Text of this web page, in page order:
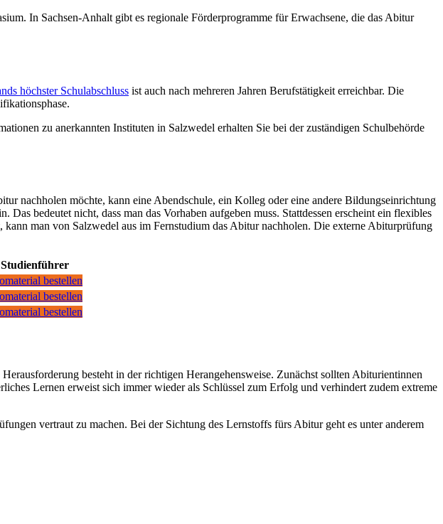
In Sachsen-Anhalt gibt es regionale Förderprogramme für Erwachsene, die das Abitur
höchster Schulabschluss ist auch nach mehreren Jahren Berufstätigkeit erreichbar. Die
zu anerkannten Instituten in Salzwedel erhalten Sie bei der zuständigen Schulbehörde
nachholen möchte, kann eine Abendschule, ein Kolleg oder eine andere Bildungseinrichtung
bedeutet nicht, dass man das Vorhaben aufgeben muss. Stattdessen erscheint ein flexibles
man von Salzwedel aus im Fernstudium das Abitur nachholen. Die externe Abiturprüfung
Studienführer
bestellen
bestellen
bestellen
besteht in der richtigen Herangehensweise. Zunächst sollten Abiturientinnen
Lernen erweist sich immer wieder als Schlüssel zum Erfolg und verhindert zudem extreme
vertraut zu machen. Bei der Sichtung des Lernstoffs fürs Abitur geht es unter anderem